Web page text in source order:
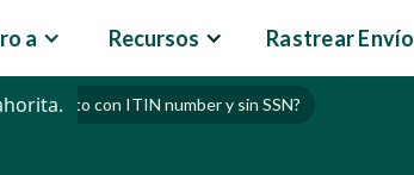
a Recursos Rastrear Envío
de crédito con ITIN number y sin SSN?